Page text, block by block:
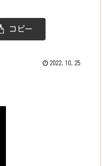
コピー
2022.10.25